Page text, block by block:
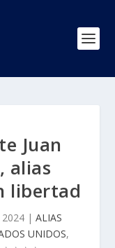
Juan
alias
libertad
| ALIAS
UNIDOS,